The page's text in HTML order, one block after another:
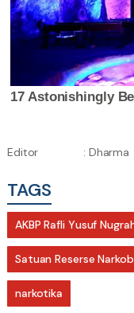
Editor : Dharma
TAGS
AKBP Rafli Yusuf
Satuan Reserse
narkotika